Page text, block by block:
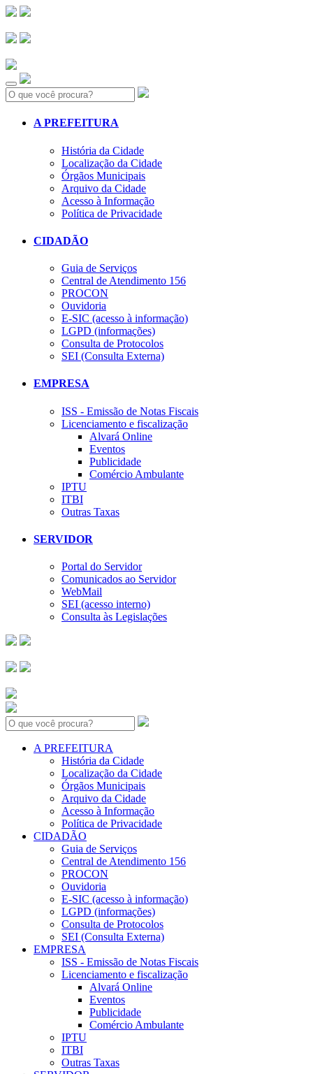
Search:
A PREFEITURA
História da Cidade
Localização da Cidade
Órgãos Municipais
Arquivo da Cidade
Acesso à Informação
Política de Privacidade
CIDADÃO
Guia de Serviços
Central de Atendimento 156
PROCON
Ouvidoria
E-SIC (acesso à informação)
LGPD (informações)
Consulta de Protocolos
SEI (Consulta Externa)
EMPRESA
ISS - Emissão de Notas Fiscais
Licenciamento e fiscalização
Alvará Online
Eventos
Publicidade
Comércio Ambulante
IPTU
ITBI
Outras Taxas
SERVIDOR
Portal do Servidor
Comunicados ao Servidor
WebMail
SEI (acesso interno)
Consulta às Legislações
Search:
A PREFEITURA
História da Cidade
Localização da Cidade
Órgãos Municipais
Arquivo da Cidade
Acesso à Informação
Política de Privacidade
CIDADÃO
Guia de Serviços
Central de Atendimento 156
PROCON
Ouvidoria
E-SIC (acesso à informação)
LGPD (informações)
Consulta de Protocolos
SEI (Consulta Externa)
EMPRESA
ISS - Emissão de Notas Fiscais
Licenciamento e fiscalização
Alvará Online
Eventos
Publicidade
Comércio Ambulante
IPTU
ITBI
Outras Taxas